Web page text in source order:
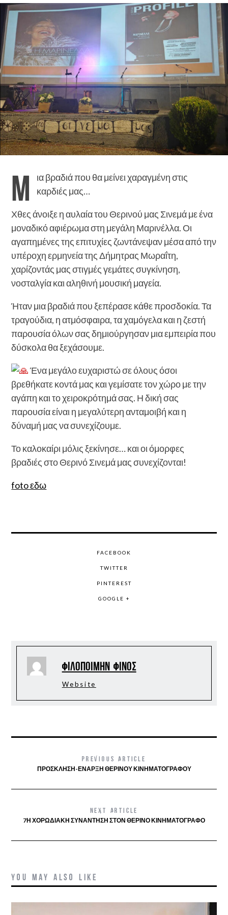
Μ
ια βραδιά που θα μείνει χαραγμένη στις
καρδιές μας…
Χθες άνοιξε η αυλαία του Θερινού μας Σινεμά με ένα
μοναδικό αφιέρωμα στη μεγάλη Μαρινέλλα. Οι
αγαπημένες της επιτυχίες ζωντάνεψαν μέσα από την
υπέροχη ερμηνεία της Δήμητρας Μωραΐτη,
χαρίζοντάς μας στιγμές γεμάτες συγκίνηση,
νοσταλγία και αληθινή μουσική μαγεία.
Ήταν μια βραδιά που ξεπέρασε κάθε προσδοκία. Τα
τραγούδια, η ατμόσφαιρα, τα χαμόγελα και η ζεστή
παρουσία όλων σας δημιούργησαν μια εμπειρία που
δύσκολα θα ξεχάσουμε.
Ένα μεγάλο ευχαριστώ σε όλους όσοι
βρεθήκατε κοντά μας και γεμίσατε τον χώρο με την
αγάπη και το χειροκρότημά σας. Η δική σας
παρουσία είναι η μεγαλύτερη ανταμοιβή και η
δύναμή μας να συνεχίζουμε.
Το καλοκαίρι μόλις ξεκίνησε… και οι όμορφες
βραδιές στο Θερινό Σινεμά μας συνεχίζονται!
foto εδω
FACEBOOK
TWITTER
PINTEREST
GOOGLE +
Φιλοποίμην Φίνος
Website
PREVIOUS ARTICLE
ΠΡΌΣΚΛΗΣΗ-ΈΝΑΡΞΗ ΘΕΡΙΝΟΎ ΚΙΝΗΜΑΤΟΓΡΆΦΟΥ
NEXT ARTICLE
7Η ΧΟΡΩΔΙΑΚΉ ΣΥΝΆΝΤΗΣΗ ΣΤΟΝ ΘΕΡΙΝΌ ΚΙΝΗΜΑΤΟΓΡΆΦΟ
YOU MAY ALSO LIKE